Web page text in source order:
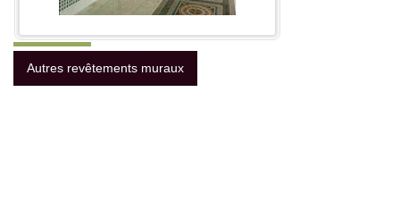
Autres revêtements muraux